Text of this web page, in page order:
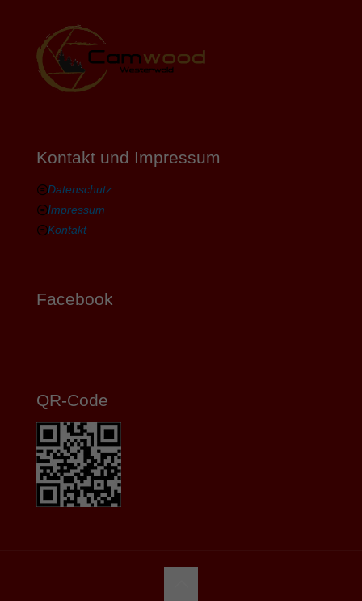
Kontakt und Impressum
Datenschutz
Impressum
Kontakt
Facebook
QR-Code